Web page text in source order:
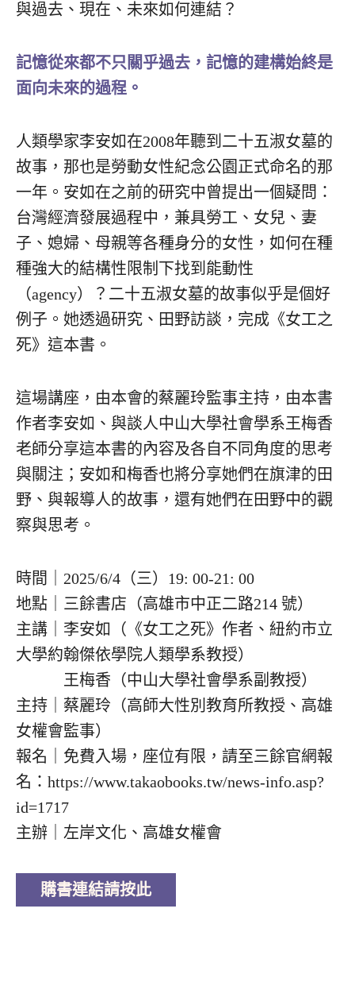
與過去、現在、未來如何連結？
記憶從來都不只關乎過去，記憶的建構始終是
面向未來的過程。
人類學家李安如在2008年聽到二十五淑女墓的
故事，那也是勞動女性紀念公園正式命名的那
一年。安如在之前的研究中曾提出一個疑問：
台灣經濟發展過程中，兼具勞工、女兒、妻
子、媳婦、母親等各種身分的女性，如何在種
種強大的結構性限制下找到能動性
（agency）？二十五淑女墓的故事似乎是個好
例子。她透過研究、田野訪談，完成《女工之
死》這本書。
這場講座，由本會的蔡麗玲監事主持，由本書
作者李安如、與談人中山大學社會學系王梅香
老師分享這本書的內容及各自不同角度的思考
與關注；安如和梅香也將分享她們在旗津的田
野、與報導人的故事，還有她們在田野中的觀
察與思考。
時間｜2025/6/4（三）19: 00-21: 00
地點｜三餘書店（高雄市中正二路214 號）
主講｜李安如（《女工之死》作者、紐約市立
大學約翰傑依學院人類學系教授）
王梅香（中山大學社會學系副教授）
主持｜蔡麗玲（高師大性別教育所教授、高雄
女權會監事）
報名｜免費入場，座位有限，請至三餘官網報
名： https://www.takaobooks.tw/news-info.asp?
id=1717
主辦｜左岸文化、高雄女權會
購書連結請按此